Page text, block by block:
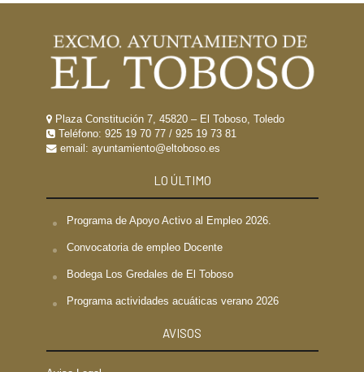
Plaza Constitución 7, 45820 – El Toboso, Toledo
Teléfono: 925 19 70 77/ 925 19 73 81
email: ayuntamiento@eltoboso.es
LO ÚLTIMO
Programa de Apoyo Activo al Empleo 2026.
Convocatoria de empleo Docente
Bodega Los Gredales de El Toboso
Programa actividades acuáticas verano 2026
AVISOS